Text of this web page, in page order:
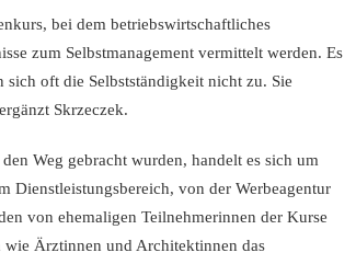
bei dem betriebswirtschaftliches
zum Selbstmanagement vermittelt werden. Es
oft die Selbstständigkeit nicht zu. Sie
Skrzeczek.
Weg gebracht wurden, handelt es sich um
Dienstleistungsbereich, von der Werbeagentur
von ehemaligen Teilnehmerinnen der Kurse
Ärztinnen und Architektinnen das